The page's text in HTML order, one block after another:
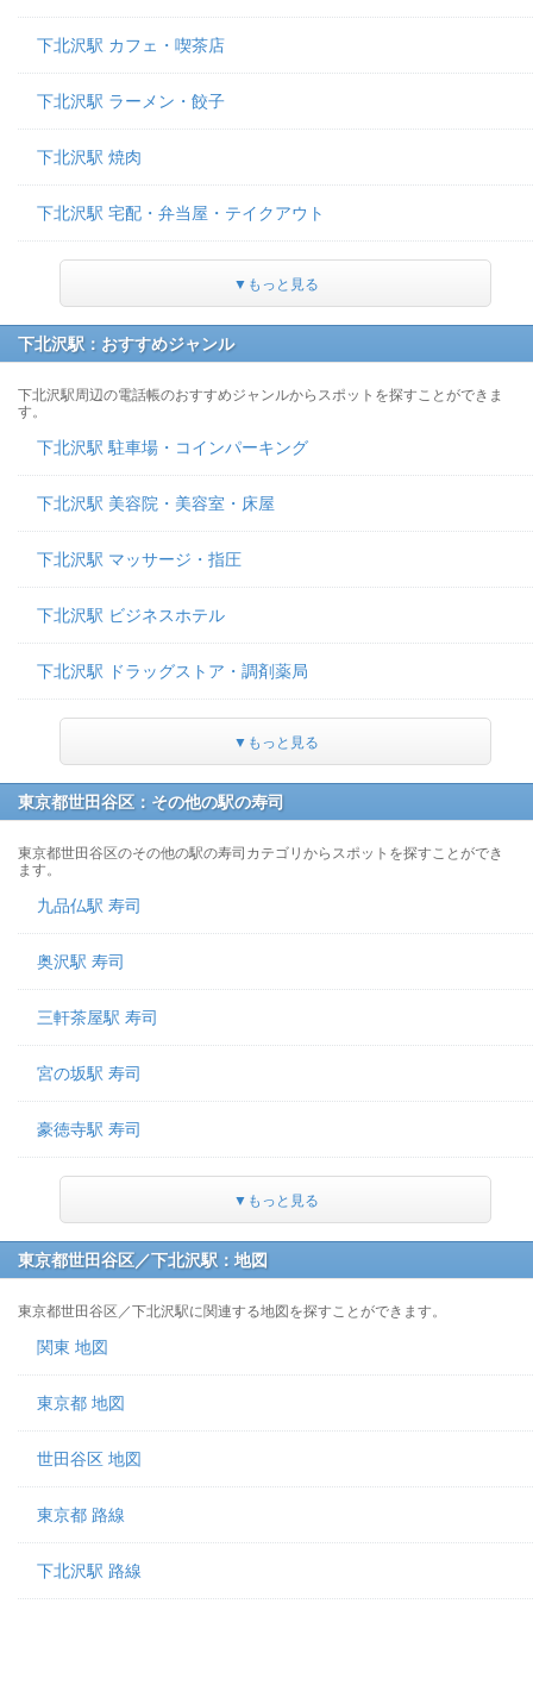
下北沢駅 カフェ・喫茶店
下北沢駅 ラーメン・餃子
下北沢駅 焼肉
下北沢駅 宅配・弁当屋・テイクアウト
▼もっと見る
下北沢駅：おすすめジャンル
下北沢駅周辺の電話帳のおすすめジャンルからスポットを探すことができま
す。
下北沢駅 駐車場・コインパーキング
下北沢駅 美容院・美容室・床屋
下北沢駅 マッサージ・指圧
下北沢駅 ビジネスホテル
下北沢駅 ドラッグストア・調剤薬局
▼もっと見る
東京都世田谷区：その他の駅の寿司
東京都世田谷区のその他の駅の寿司カテゴリからスポットを探すことができ
ます。
九品仏駅 寿司
奥沢駅 寿司
三軒茶屋駅 寿司
宮の坂駅 寿司
豪徳寺駅 寿司
▼もっと見る
東京都世田谷区／下北沢駅：地図
東京都世田谷区／下北沢駅に関連する地図を探すことができます。
関東 地図
東京都 地図
世田谷区 地図
東京都 路線
下北沢駅 路線